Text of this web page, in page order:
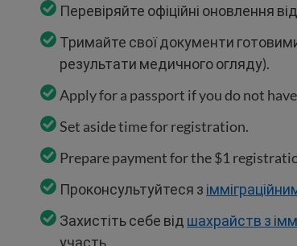
Перевіряйте офіційні оновлення від
Тримайте свої документи
результати медичного огляду).
Apply for a passport if you do not
Set aside time for registration.
Prepare payment for the $1
Проконсультуйтеся з
Захистіть себе від шахрайств з
участь.